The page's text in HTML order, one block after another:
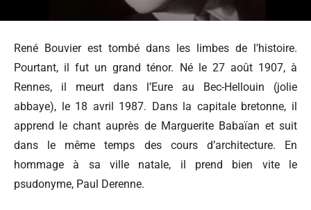
René Bouvier est tombé dans les limbes de l’histoire.
Pourtant, il fut un grand ténor. Né le 27 août 1907, à
Rennes, il meurt dans l’Eure au Bec-Hellouin (jolie
abbaye), le 18 avril 1987. Dans la capitale bretonne, il
apprend le chant auprès de Marguerite Babaïan et suit
dans le même temps des cours d’architecture. En
hommage à sa ville natale, il prend bien vite le
psudonyme, Paul Derenne.